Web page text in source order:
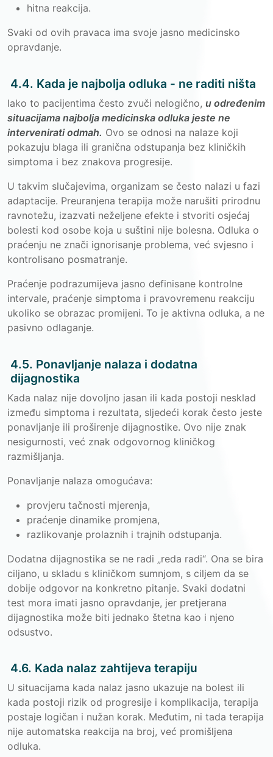
hitna reakcija.
Svaki od ovih pravaca ima svoje jasno medicinsko
opravdanje.
4.4. Kada je najbolja odluka - ne raditi ništa
Iako to pacijentima često zvuči nelogično, u određenim
situacijama najbolja medicinska odluka jeste ne
intervenirati odmah. Ovo se odnosi na nalaze koji
pokazuju blaga ili granična odstupanja bez kliničkih
simptoma i bez znakova progresije.
U takvim slučajevima, organizam se često nalazi u fazi
adaptacije. Preuranjena terapija može narušiti prirodnu
ravnotežu, izazvati neželjene efekte i stvoriti osjećaj
bolesti kod osobe koja u suštini nije bolesna. Odluka o
praćenju ne znači ignorisanje problema, već svjesno i
kontrolisano posmatranje.
Praćenje podrazumijeva jasno definisane kontrolne
intervale, praćenje simptoma i pravovremenu reakciju
ukoliko se obrazac promijeni. To je aktivna odluka, a ne
pasivno odlaganje.
4.5. Ponavljanje nalaza i dodatna
dijagnostika
Kada nalaz nije dovoljno jasan ili kada postoji nesklad
između simptoma i rezultata, sljedeći korak često jeste
ponavljanje ili proširenje dijagnostike. Ovo nije znak
nesigurnosti, već znak odgovornog kliničkog
razmišljanja.
Ponavljanje nalaza omogućava:
provjeru tačnosti mjerenja,
praćenje dinamike promjena,
razlikovanje prolaznih i trajnih odstupanja.
Dodatna dijagnostika se ne radi „reda radi“. Ona se bira
ciljano, u skladu s kliničkom sumnjom, s ciljem da se
dobije odgovor na konkretno pitanje. Svaki dodatni
test mora imati jasno opravdanje, jer pretjerana
dijagnostika može biti jednako štetna kao i njeno
odsustvo.
4.6. Kada nalaz zahtijeva terapiju
U situacijama kada nalaz jasno ukazuje na bolest ili
kada postoji rizik od progresije i komplikacija, terapija
postaje logičan i nužan korak. Međutim, ni tada terapija
nije automatska reakcija na broj, već promišljena
odluka.